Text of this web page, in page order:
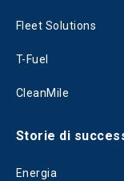
Fleet Solutions
T-Fuel
CleanMile
Storie di
Energia